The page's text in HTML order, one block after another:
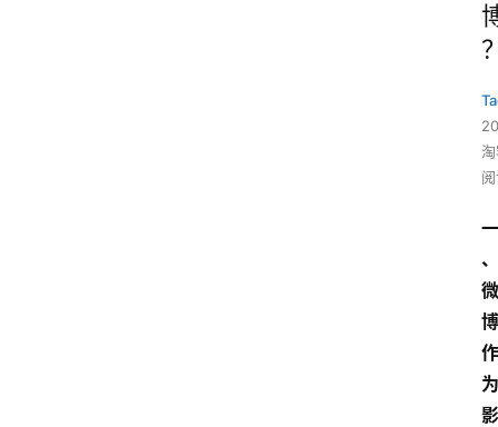
一
、
微
博
作
为
影